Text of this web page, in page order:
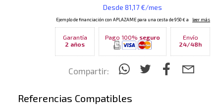
Garantía
2 años
Pago 100% seguro
Envío
24/48h
Compartir:
Referencias Compatibles